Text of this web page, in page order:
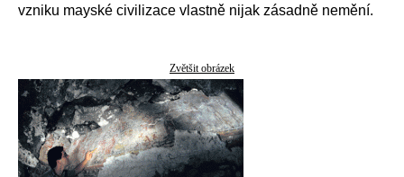
vzniku mayské civilizace vlastně nijak zásadně nemění.
Zvětšit obrázek